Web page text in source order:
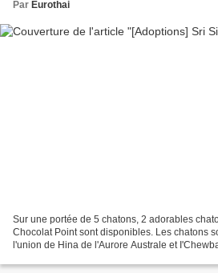
Par Eurothai
Sur une portée de 5 chatons, 2 adorables
Chocolat Point sont disponibles. Les chatons
l'union de Hina de l'Aurore Australe et